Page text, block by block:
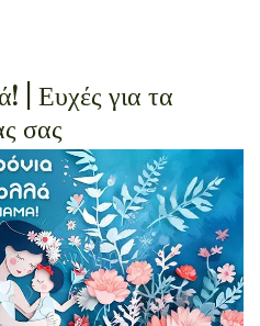
| Ευχές για τα
σας